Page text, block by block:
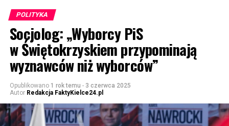
POLITYKA
Socjolog: „Wyborcy PiS
w Świętokrzyskiem przypominają
wyznawców niż wyborców”
Opublikowano 1 rok temu - 3 czerwca 2025
Autor Redakcja FaktyKielce24.pl